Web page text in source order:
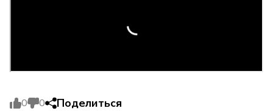
0 0 Поделиться